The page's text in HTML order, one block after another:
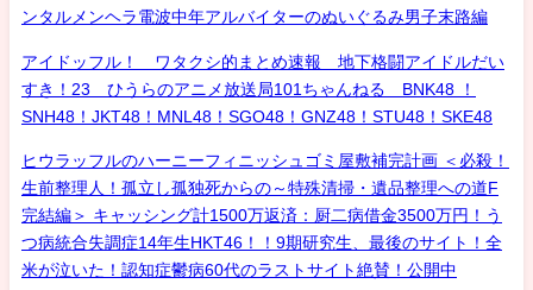
ンタルメンヘラ電波中年アルバイターのぬいぐるみ男子末路編
アイドッフル！ ワタクシ的まとめ速報 地下格闘アイドルだい
すき！23 ひうらのアニメ放送局101ちゃんねる BNK48 ！
SNH48！JKT48！MNL48！SGO48！GNZ48！STU48！SKE48
ヒウラッフルのハーニーフィニッシュゴミ屋敷補完計画 ＜必殺！
生前整理人！孤立し孤独死からの～特殊清掃・遺品整理への道F
完結編＞ キャッシング計1500万返済：厨二病借金3500万円！う
つ病統合失調症14年生HKT46！！9期研究生、最後のサイト！全
米が泣いた！認知症鬱病60代のラストサイト絶賛！公開中